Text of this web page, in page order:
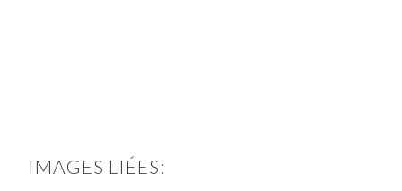
IMAGES LIÉES: